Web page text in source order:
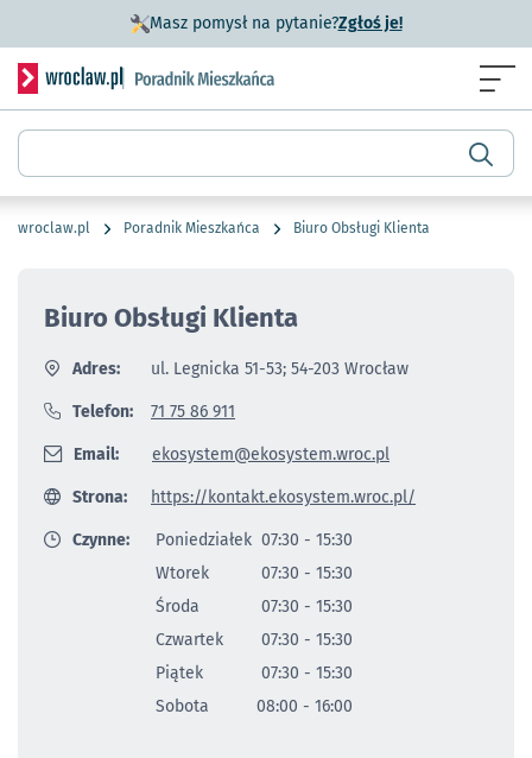
Masz pomysł na pytanie?Zgłoś je!- otworzy się w
Serwis informacyjny wroclaw.pl podserwis: Poradnik
Wyszukiwarka
wroclaw.pl Poradnik Mieszkańca Biuro Obsługi Klienta
Biuro Obsługi Klienta
Adres: ul. Legnicka 51-53; 54-203 Wrocław
Telefon: 71 75 86 911
Email: ekosystem@ekosystem.wroc.pl
Strona: https://kontakt.ekosystem.wroc.pl/
Czynne: Poniedziałek 07:30 - 15:30
Wtorek
07:30 - 15:30
Środa
07:30 - 15:30
Czwartek
07:30 - 15:30
Piątek
07:30 - 15:30
Sobota
08:00 - 16:00